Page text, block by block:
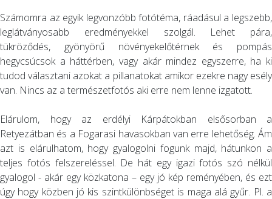
Számomra az egyik legvonzóbb fotótéma, ráadásul a legszebb,
leglátványosabb eredményekkel szolgál. Lehet pára,
tükröződés, gyönyörű növényekelőtérnek és pompás
hegycsúcsok a háttérben, vagy akár mindez egyszerre, ha ki
tudod választani azokat a pillanatokat amikor ezekre nagy esély
van. Nincs az a természetfotós aki erre nem lenne izgatott.
Elárulom, hogy az erdélyi Kárpátokban elsősorban a
Retyezátban és a Fogarasi havasokban van erre lehetőség. Ám
azt is elárulhatom, hogy gyalogolni fogunk majd, hátunkon a
teljes fotós felszereléssel. De hát egy igazi fotós szó nélkül
gyalogol - akár egy közkatona – egy jó kép reményében, és ezt
úgy hogy közben jó kis szintkülönbséget is maga alá gyűr. Pl. a